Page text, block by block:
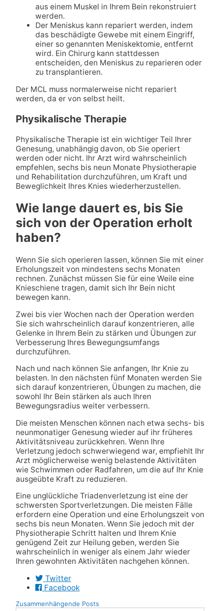
aus einem Muskel in Ihrem Bein rekonstruiert
werden.
Der Meniskus kann repariert werden, indem
das beschädigte Gewebe mit einem Eingriff,
einer so genannten Meniskektomie, entfernt
wird. Ein Chirurg kann stattdessen
entscheiden, den Meniskus zu reparieren oder
zu transplantieren.
Der MCL muss normalerweise nicht repariert
werden, da er von selbst heilt.
Physikalische Therapie
Physikalische Therapie ist ein wichtiger Teil Ihrer
Genesung, unabhängig davon, ob Sie operiert
werden oder nicht. Ihr Arzt wird wahrscheinlich
empfehlen, sechs bis neun Monate Physiotherapie
und Rehabilitation durchzuführen, um Kraft und
Beweglichkeit Ihres Knies wiederherzustellen.
Wie lange dauert es, bis Sie
sich von der Operation erholt
haben?
Wenn Sie sich operieren lassen, können Sie mit einer
Erholungszeit von mindestens sechs Monaten
rechnen. Zunächst müssen Sie für eine Weile eine
Knieschiene tragen, damit sich Ihr Bein nicht
bewegen kann.
Zwei bis vier Wochen nach der Operation werden
Sie sich wahrscheinlich darauf konzentrieren, alle
Gelenke in Ihrem Bein zu stärken und Übungen zur
Verbesserung Ihres Bewegungsumfangs
durchzuführen.
Nach und nach können Sie anfangen, Ihr Knie zu
belasten. In den nächsten fünf Monaten werden Sie
sich darauf konzentrieren, Übungen zu machen, die
sowohl Ihr Bein stärken als auch Ihren
Bewegungsradius weiter verbessern.
Die meisten Menschen können nach etwa sechs- bis
neunmonatiger Genesung wieder auf ihr früheres
Aktivitätsniveau zurückkehren. Wenn Ihre
Verletzung jedoch schwerwiegend war, empfiehlt Ihr
Arzt möglicherweise wenig belastende Aktivitäten
wie Schwimmen oder Radfahren, um die auf Ihr Knie
ausgeübte Kraft zu reduzieren.
Eine unglückliche Triadenverletzung ist eine der
schwersten Sportverletzungen. Die meisten Fälle
erfordern eine Operation und eine Erholungszeit von
sechs bis neun Monaten. Wenn Sie jedoch mit der
Physiotherapie Schritt halten und Ihrem Knie
genügend Zeit zur Heilung geben, werden Sie
wahrscheinlich in weniger als einem Jahr wieder
Ihren gewohnten Aktivitäten nachgehen können.
Twitter
Facebook
Zusammenhängende Posts